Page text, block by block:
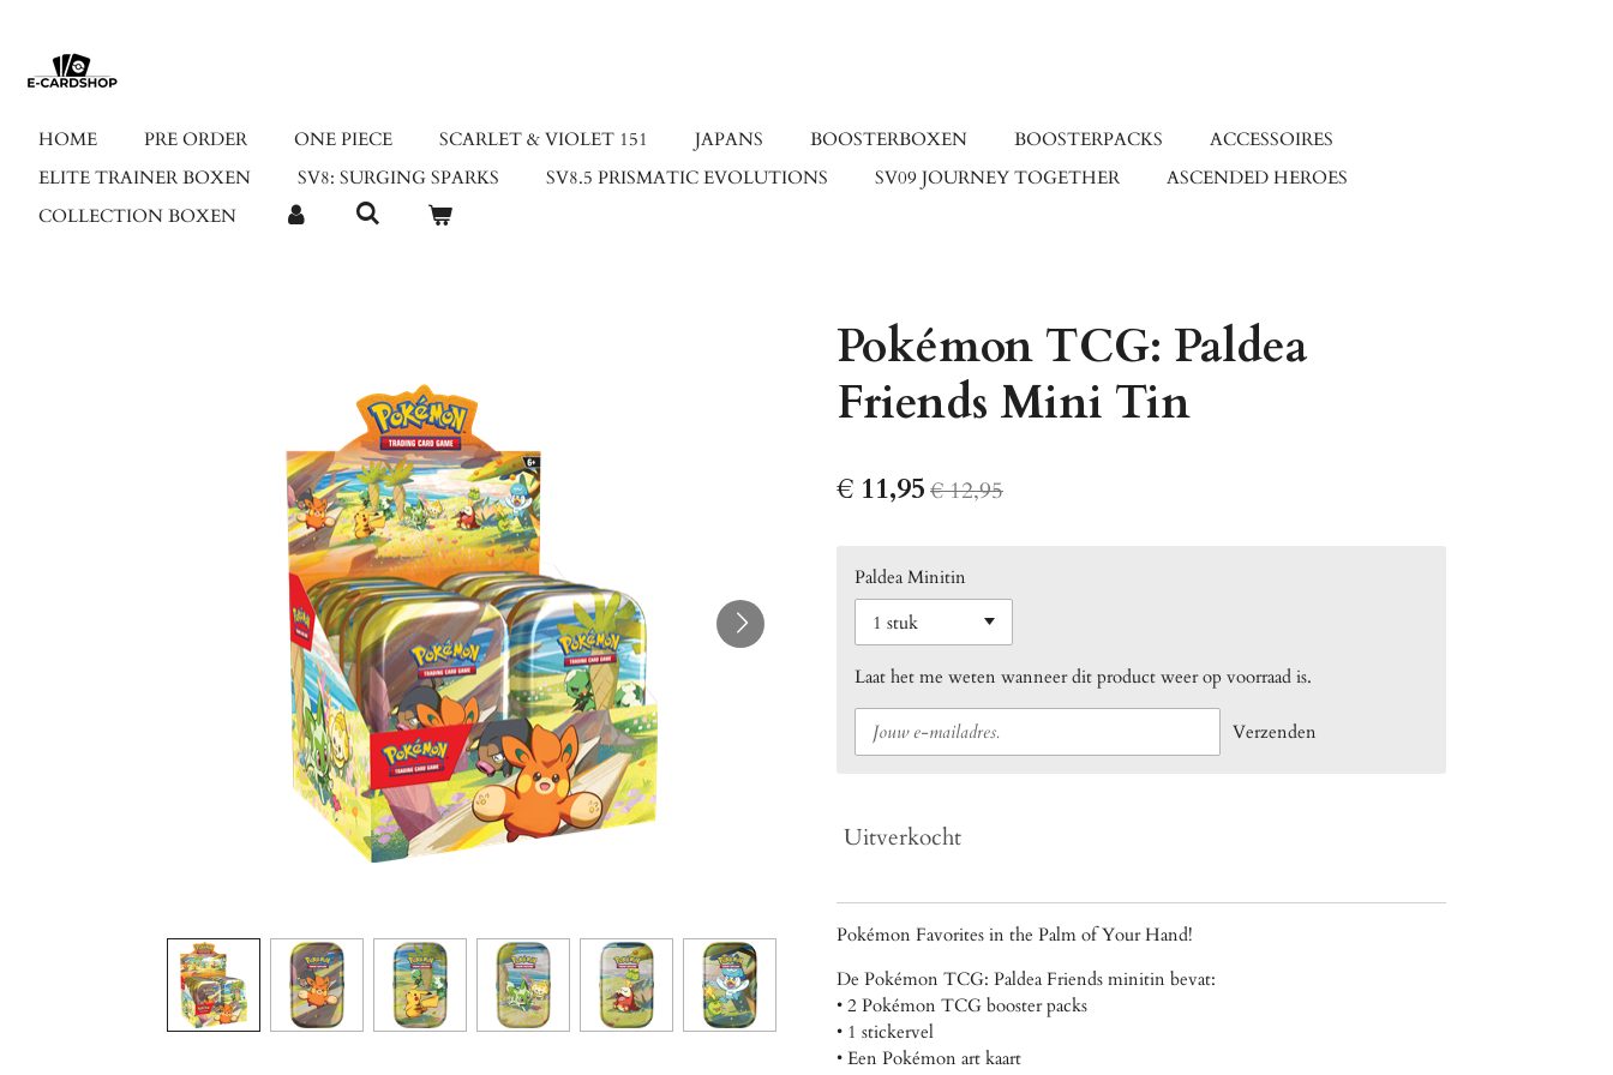
naar
hoofdinhoud
HOME PRE ORDER ONE PIECE SCARLET & VIOLET 151 JAPANS BOOSTERBOXEN BOOSTERPACKS
ACCESSOIRES
ELITE TRAINER BOXEN
SV8: SURGING SPARKS SV8.5 PRISMATIC EVOLUTIONS SV09 JOURNEY TOGETHER
ASCENDED HEROES
COLLECTION BOXEN
Pokémon TCG: Paldea
Friends Mini Tin
€ 11,95€ 12,95
Paldea Minitin
Laat het me weten wanneer dit product weer op voorraad is.
Verzenden
Uitverkocht
Pokémon Favorites in the Palm of Your Hand!
De Pokémon TCG: Paldea Friends minitin bevat:
• 2 Pokémon TCG booster packs
• 1 stickervel
• Een Pokémon art kaart